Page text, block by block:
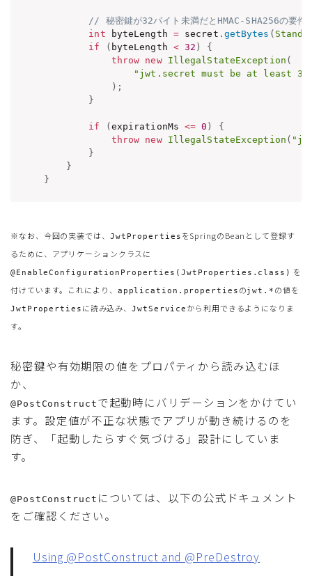
// 秘密鍵が32バイト未満だとHMAC-SHA256の要件
int byteLength = secret . getBytes (
if
( byteLength < 32 )
{
throw new IllegalStateException (
"jwt.secret must be at least
) ;
}
if ( expirationMs <= 0 )
{
throw new IllegalStateException (
}
}
}
※なお、今回の実装では、 JwtProperties をSpringのBeanとして登録す
るために、アプリケーションクラスに
@EnableConfigurationProperties(JwtProperties.class) を
付けています。これにより、
application.properties のjwt.* の値を
JwtProperties に読み込み、JwtService から利用できるようになりま
す。
秘密鍵や有効期限の値をプロパティから読み込むほ
か、
@PostConstruct で起動時にバリデーションをかけてい
ます。設定値が不正な状態でアプリが動き続けるのを
防ぎ、「起動したらすぐ気づける」設計にしていま
す。
@PostConstruct については、以下の公式ドキュメント
をご確認ください。
Using @PostConstruct and @PreDestroy